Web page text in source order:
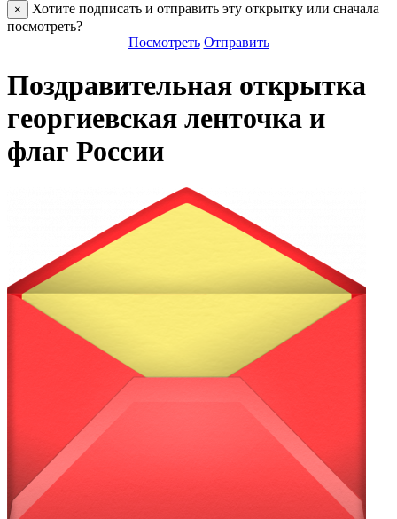
×
Хотите подписать и отправить эту открытку или сначала
посмотреть?
Посмотреть Отправить
Поздравительная открытка
георгиевская ленточка и
флаг России